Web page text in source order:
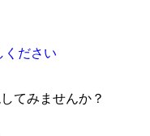
ください
てみませんか？